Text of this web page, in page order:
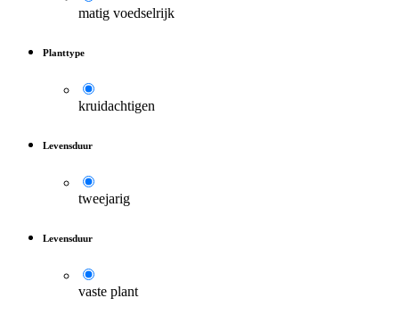
matig voedselrijk
Planttype
kruidachtigen
Levensduur
tweejarig
Levensduur
vaste plant